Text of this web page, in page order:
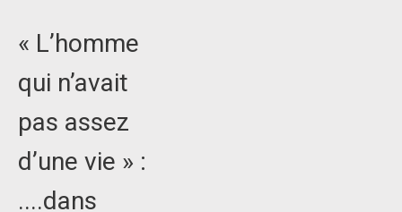
« L’homme
qui n’avait
pas assez
d’une vie » :
....dans